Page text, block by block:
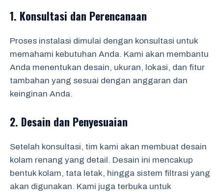
1. Konsultasi dan Perencanaan
Proses instalasi dimulai dengan konsultasi untuk
memahami kebutuhan Anda. Kami akan membantu
Anda menentukan desain, ukuran, lokasi, dan fitur
tambahan yang sesuai dengan anggaran dan
keinginan Anda.
2. Desain dan Penyesuaian
Setelah konsultasi, tim kami akan membuat desain
kolam renang yang detail. Desain ini mencakup
bentuk kolam, tata letak, hingga sistem filtrasi yang
akan digunakan. Kami juga terbuka untuk